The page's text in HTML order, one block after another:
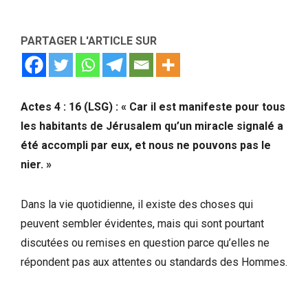
PARTAGER L'ARTICLE SUR
Actes 4 : 16 (LSG) : « Car il est manifeste pour tous
les habitants de Jérusalem qu’un miracle signalé a
été accompli par eux, et nous ne pouvons pas le
nier. »
Dans la vie quotidienne, il existe des choses qui
peuvent sembler évidentes, mais qui sont pourtant
discutées ou remises en question parce qu’elles ne
répondent pas aux attentes ou standards des Hommes.